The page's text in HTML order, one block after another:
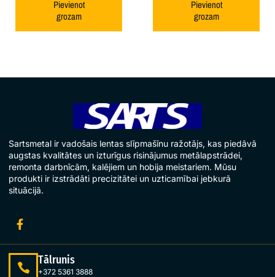
Pievienot
grozam
Pievienot
grozam
Sartsmetal ir vadošais lentas slīpmašīnu ražotājs, kas piedāvā
augstas kvalitātes un izturīgus risinājumus metālapstrādei,
remonta darbnīcām, kalējiem un hobija meistariem. Mūsu
produkti ir izstrādāti precizitātei un uzticamībai jebkurā
situācijā.
Tālrunis
+372 5361 3888